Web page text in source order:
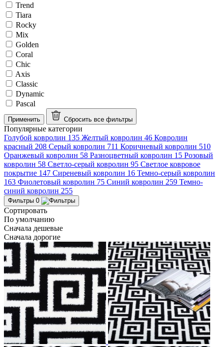
Trend
Tiara
Rocky
Mix
Golden
Coral
Chic
Axis
Classic
Dynamic
Pascal
Применить Сбросить все фильтры
Популярные категории
Голубой ковролин 135 Желтый ковролин 46 Ковролин
красный 208 Серый ковролин 711 Коричневый ковролин 510
Оранжевый ковролин 58 Разноцветный ковролин 15 Розовый
ковролин 58 Светло-серый ковролин 95 Светлое ковровое
покрытие 147 Сиреневый ковролин 16 Темно-серый ковролин
163 Фиолетовый ковролин 75 Синий ковролин 259 Темно-
синий ковролин 255
Фильтры 0
Сортировать
По умолчанию
Сначала дешевые
Сначала дорогие